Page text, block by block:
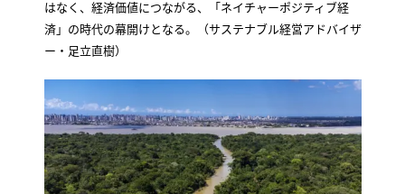
はなく、経済価値につながる、「ネイチャーポジティブ経
済」の時代の幕開けとなる。（サステナブル経営アドバイザ
ー・足立直樹）